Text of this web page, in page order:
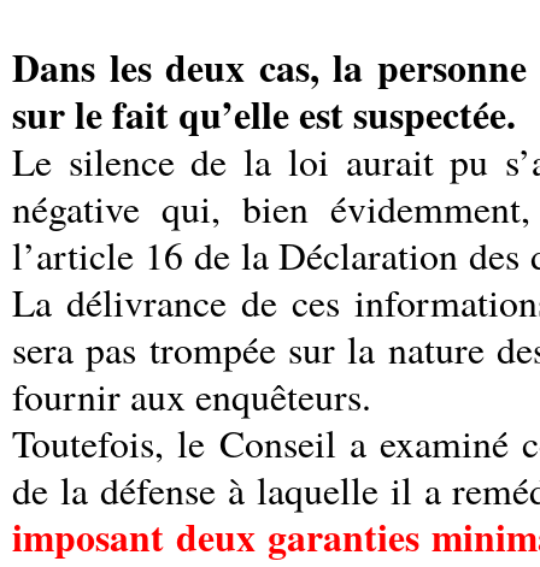
Dans les deux cas, la
sur le fait qu’elle est suspectée.
Le silence de la loi aurait pu
négative qui, bien
l’article 16 de la Déclaration
La délivrance de ces
sera pas trompée sur la nature
fournir aux enquêteurs.
Toutefois, le Conseil a examiné
de la défense à laquelle il a
imposant deux garanties